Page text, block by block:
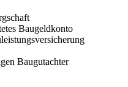
Baugeldkonto
Baugutachter